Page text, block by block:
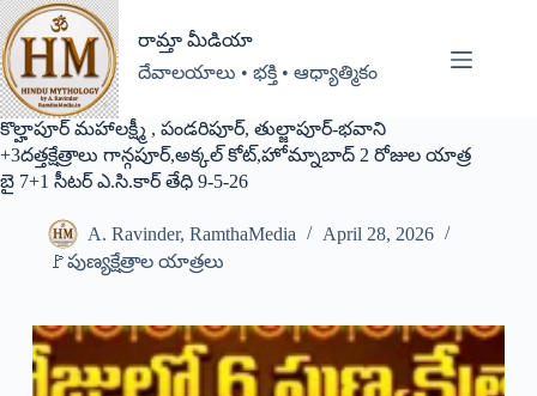
రామ్తా మీడియా
దేవాలయాలు • భక్తి • ఆధ్యాత్మికం
కొల్హాపూర్ మహాలక్ష్మీ , పండరిపూర్, తుల్జాపూర్-భవాని
+3దత్తక్షేత్రాలు గాన్గపూర్,అక్కల్ కోట్,హోమ్నాబాద్ 2 రోజుల యాత్ర
బై 7+1 సీటర్ ఎ.సి.కార్ తేధి 9-5-26
A. Ravinder, RamthaMedia
April 28, 2026
🚩పుణ్యక్షేత్రాల యాత్రలు